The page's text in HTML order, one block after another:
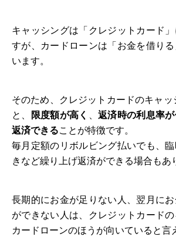
キャッシングは「クレジットカード
すが、カードローンは「お金を借り
います。
そのため、クレジットカードのキャッ
と、
限度額が高く 、返済時の利息率が
返済できることが特徴です。
毎月定額のリボルビング払いでも、
きなど繰り上げ返済ができる場合もあ
長期的にお金が足りない人、翌月に
ができない人は、クレジットカード
カードローンのほうが向いていると言